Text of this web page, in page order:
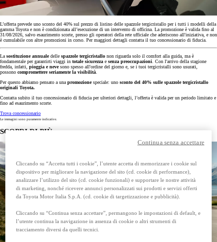
L’offerta prevede uno sconto del 40% sul prezzo di listino delle spazzole tergicristallo per i tutti i modelli della
gamma Toyota e non è condizionata all’esecuzione di un intervento di officina. La promozione è valida fino al
31/08/2026, salvo esaurimento scorte, presso gli operatori della rete ufficiale che aderiscono all'iniziativa, e non
è cumulabile con altre promozioni in corso. Per maggiori dettagli contatta il tuo concessionario di fiducia.
La sostituzione annualedelle spazzole tergicristallo non riguarda solo il comfort alla guida, ma è
fondamentale per garantirti viaggi in totale sicurezza e senza preoccupazioni . Con l'arrivo della stagione
fredda, infatti, pioggia e nevesono spesso all'ordine del giorno e, se i tuoi tergicristalli sono usurati,
possono compromettere seriamente la visibilità
Per questo abbiamo pensato a una promozionespeciale: uno sconto del 40% sulle spazzole tergicristallo
originali Toyota.
Contatta subito il tuo concessionario di fiducia per ulteriori dettagli, l’offerta è valida per un periodo limitato e
fino ad esaurimento scorte.
Trova concessionario
Le immagini sono puramente indicative.
SCOPRI DI PIÙ
Cliccando su “Accetta tutti i cookie”, l’utente accetta di memorizzare i cookie sul
dispositivo per migliorare la navigazione del sito (cd. cookie di performance),
analizzare l’utilizzo del sito (cd. cookie funzionali) e supportare le nostre attività
di marketing, nonché ricevere annunci personalizzati sui prodotti e servizi offerti
da Toyota Motor Italia S.p.A. (cd. cookie di targetizzazione e pubblicità).
Cliccando su “Continua senza accettare”, permangono le impostazioni di default, e
l’utente continua la navigazione in assenza di cookie o altri strumenti di
tracciamento diversi da quelli tecnici.
Continua senza accettare